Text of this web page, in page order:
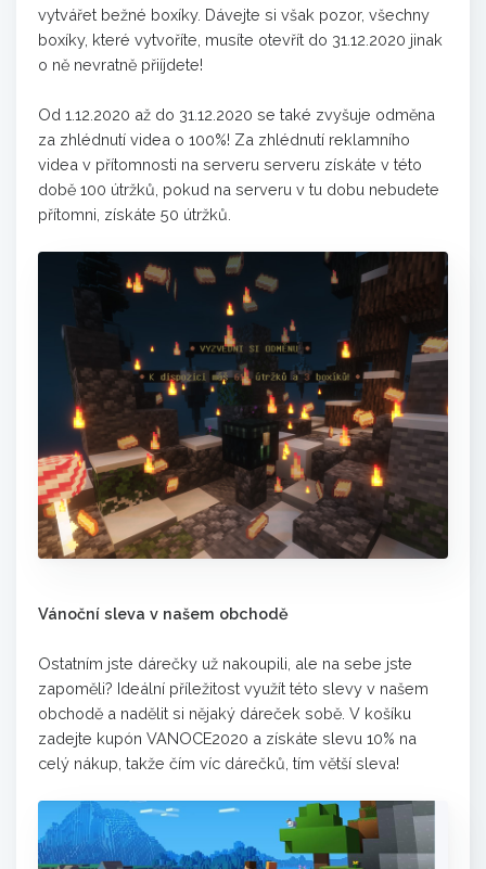
vytvářet bežné boxíky. Dávejte si však pozor, všechny
boxíky, které vytvoříte, musíte otevřít do 31.12.2020 jinak
o ně nevratně přiíjdete!
Od 1.12.2020 až do 31.12.2020 se také zvyšuje odměna
za zhlédnutí videa o 100%! Za zhlédnutí reklamního
videa v přítomnosti na serveru serveru získáte v této
době 100 útržků, pokud na serveru v tu dobu nebudete
přítomni, získáte 50 útržků.
Vánoční sleva v našem obchodě
Ostatním jste dárečky už nakoupili, ale na sebe jste
zapoměli? Ideální příležitost využít této slevy v našem
obchodě a nadělit si nějaký dáreček sobě. V košíku
zadejte kupón VANOCE2020 a získáte slevu 10% na
celý nákup, takže čím víc dárečků, tím větší sleva!